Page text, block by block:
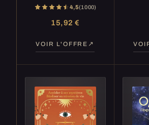
4,5(1 000)
15,92 €
VOIR L'OFFRE